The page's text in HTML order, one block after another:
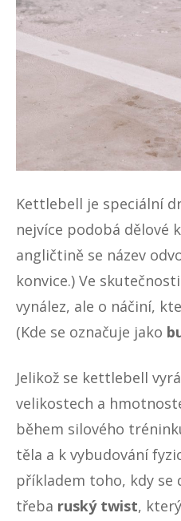
Kettlebell je speciální
nejvíce podobá dělové
angličtině se název
konvice.) Ve
vynález, ale o náčiní,
(Kde se označuje jako
Jelikož se kettlebell
velikostech a
během silového
těla a k vybudování
příkladem toho, kdy
třeba ruský twist,